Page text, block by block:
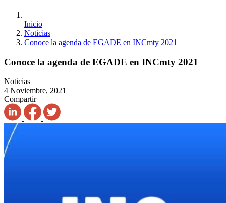
Inicio
Noticias
Conoce la agenda de EGADE en INCmty 2021
Conoce la agenda de EGADE en INCmty 2021
Noticias
4 Noviembre, 2021
Compartir